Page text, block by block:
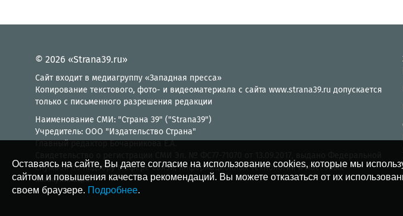
© 2026 «Strana39.ru»
Сайт входит в медиагруппу «Западная пресса»
Копирование текстового, фото- и видеоматериала с сайта www.strana39.ru допускается
только с письменного разрешения редакции
Наименование СМИ: "Страна 39" ("Strana39")
Учредитель: ООО "Издательство Страна"
Главный редактор Бочарникова Е.А.
службой по надзору в сфере связи, информационных технологий и массовых
коммуникаций
Оставаясь на сайте, Вы даете согласие на использование cookies, которые мы
сайтом и повышения качества рекомендаций. Вы можете отказаться от их
своем браузере. Подробнее.